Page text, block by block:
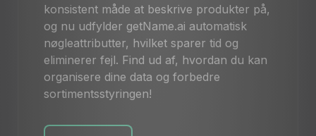
konsistent måde at beskrive produkter på,
og nu udfylder getName.ai automatisk
nøgleattributter, hvilket sparer tid og
eliminerer fejl. Find ud af, hvordan du kan
organisere dine data og forbedre
sortimentsstyringen!